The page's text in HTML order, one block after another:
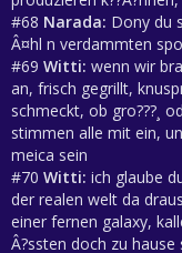
#68 Narada: Dony du
Â¤hl n verdammten
#69 Witti: wenn wir
an, frisch gegrillt,
schmeckt, ob gro???¸
stimmen alle mit ein,
meica sein
#70 Witti: ich glaube
der realen welt da
einer fernen galaxy,
Â?ssten doch zu